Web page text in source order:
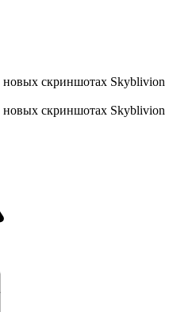
скриншотах Skyblivion
скриншотах Skyblivion